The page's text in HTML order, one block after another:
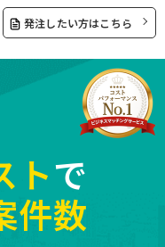
発注したい方はこちら
トで
件数